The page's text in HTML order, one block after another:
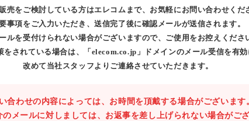
売をご検討している方はエレコムまで、お気軽にお問い合わせくだ
事項をご入力いただき、送信完了後に確認メールが送信されます。
ルを受付けられない場合がございますので、ご使用をお控えくださ
をされている場合は、「elecom.co.jp」ドメインのメール受信を有効
改めて当社スタッフよりご連絡させていただきます。
合わせの内容によっては、お時間を頂戴する場合がございます
のメールに対しましては、お返事を差し上げられない場合がござ